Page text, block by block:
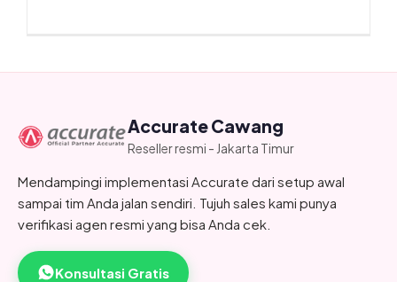
Accurate Cawang
Reseller resmi - Jakarta Timur
Mendampingi implementasi Accurate dari setup awal
sampai tim Anda jalan sendiri. Tujuh sales kami punya
verifikasi agen resmi yang bisa Anda cek.
Konsultasi Gratis